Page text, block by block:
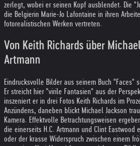
zerlegt, wobei er seinen Kopf ausblendet. Die
die Belgierin Marie-Jo Lafontaine in ihren
fotorealistischen Werken vertreten.
Von Keith Richards über
Artmann
Eindrucksvolle Bilder aus seinem Buch "Faces"
Er streicht hier "virile Fantasien" aus der
inszeniert er in drei Fotos Keith Richards im
Anzündens, daneben blickt Michael Jackson
Kamera. Effektvolle Betrachtungsweisen
die einerseits H.C. Artmann und Clint Eastwood
oder der krasse Widerspruch zwischen einem